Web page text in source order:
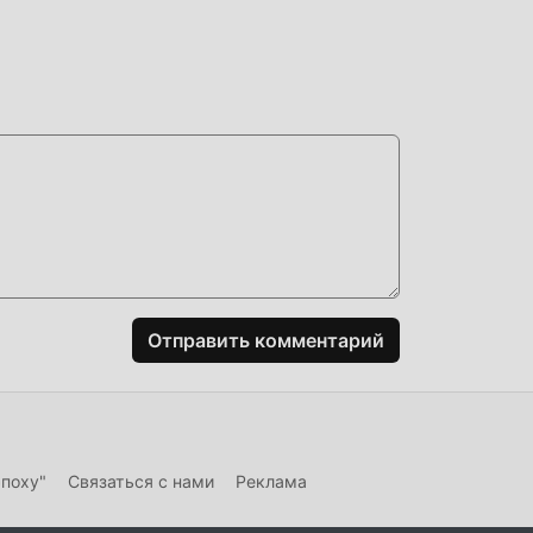
Отправить комментарий
Связаться с нами Реклама